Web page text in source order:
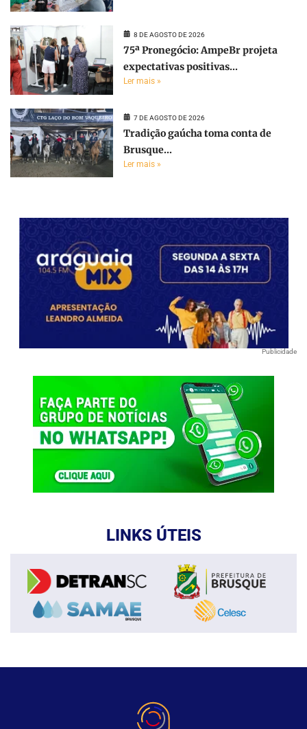
8 DE AGOSTO DE 2026
75ª Pronegócio: AmpeBr projeta
expectativas positivas...
Ler mais »
7 DE AGOSTO DE 2026
Tradição gaúcha toma conta de
Brusque...
Ler mais »
Publicidade
LINKS ÚTEIS